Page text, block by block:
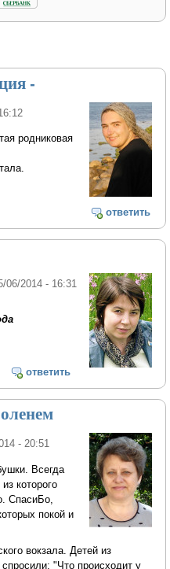
-
родниковая
ответить
06/2014 - 16:31
ответить
- 20:51
Всегда
которого
СпасиБо,
покой и
вокзала. Детей из
"Что происходит у